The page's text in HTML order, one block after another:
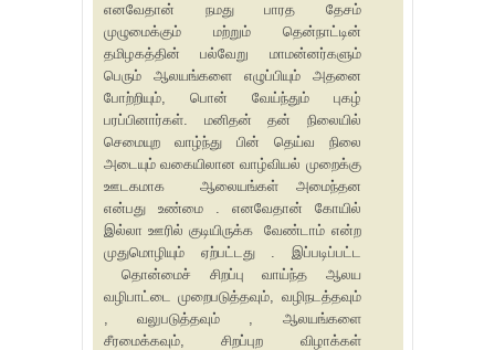
எனவேதான் நமது பாரத தேசம்
முழுமைக்கும் மற்றும் தென்நாட்டின்
தமிழகத்தின் பல்வேறு மாமன்னர்களும்
பெரும் ஆலயங்களை எழுப்பியும் அதனை
போற்றியும், பொன் வேய்ந்தும் புகழ்
பரப்பினார்கள். மனிதன் தன் நிலையில்
செமையுற வாழ்ந்து பின் தெய்வ நிலை
அடையும் வகையிலான வாழ்வியல் முறைக்கு
ஊடகமாக ஆலையங்கள் அமைந்தன
என்பது உண்மை . எனவேதான் கோயில்
இல்லா ஊரில் குடியிருக்க வேண்டாம் என்ற
முதுமொழியும் ஏற்பட்டது . இப்படிப்பட்ட
தொன்மைச் சிறப்பு வாய்ந்த ஆலய
வழிபாட்டை முறைபடுத்தவும், வழிநடத்தவும்
, வலுபடுத்தவும் , ஆலயங்களை
சீரமைக்கவும், சிறப்புற விழாக்கள்